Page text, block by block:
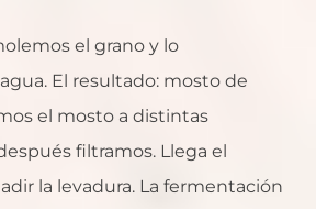
el grano y lo
El resultado: mosto de
el mosto a distintas
filtramos. Llega el
la levadura. La fermentación